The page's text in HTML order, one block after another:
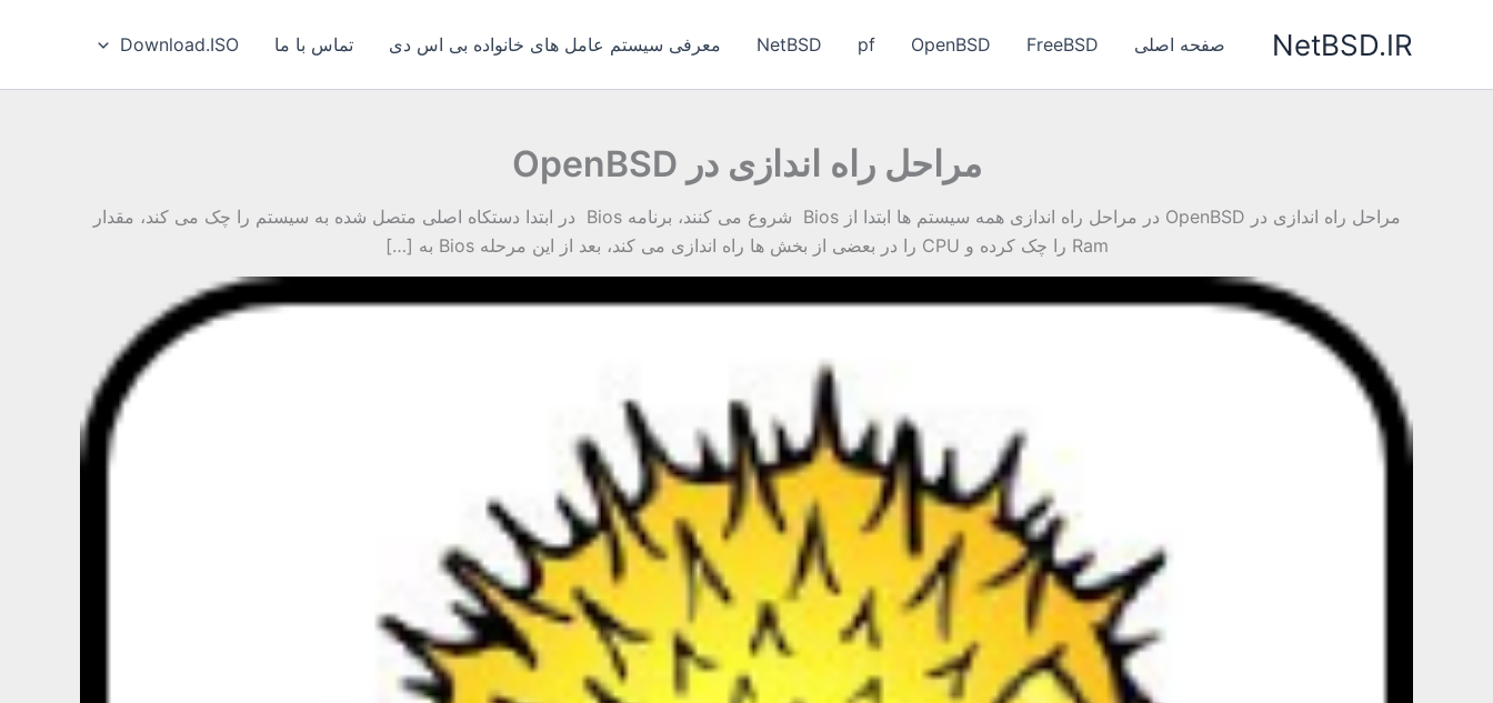
NetBSD.IR صفحه اصلی FreeBSD
OpenBSD
pf
NetBSD معرفی سیستم عامل های خانواده بی‌ اس‌ دی تماس با ما Download.ISO
مراحل راه اندازی در OpenBSD
مراحل راه اندازی در OpenBSD در مراحل راه اندازی همه سیستم ها ابتدا از Bios شروع می کنند، برنامه Bios در ابتدا دستکاه اصلی متصل شده به سیستم را چک می کند، مقدار
Ram را چک کرده و CPU را در بعضی از بخش ها راه اندازی می کند، بعد از این مرحله Bios به […]